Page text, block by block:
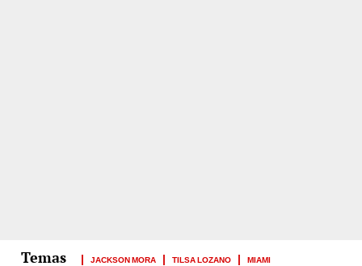
JACKSON MORA TILSA LOZANO
MIAMI